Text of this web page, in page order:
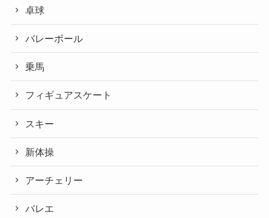
卓球
バレーボール
乗馬
フィギュアスケート
スキー
新体操
アーチェリー
バレエ